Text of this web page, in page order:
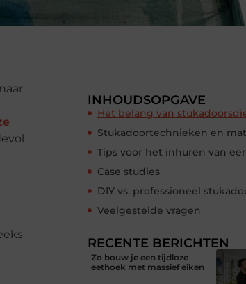
INHOUDSOPGAVE
Het belang van
Stukadoortechnieken en
Tips voor het inhuren van
Case studies
DIY vs. professioneel
Veelgestelde vragen
RECENTE BERICHTEN
Zo bouw je een tijdloze
eethoek met massief eiken